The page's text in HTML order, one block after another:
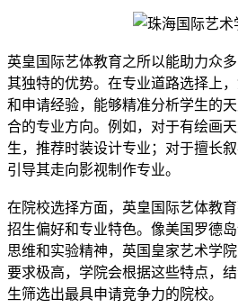
英皇国际艺体教育之所以能助力众
其独特的优势。在专业道路选择上
和申请经验，能够精准分析学生的
合的专业方向。例如，对于有绘画
生，推荐时装设计专业；对于擅长
引导其走向影视制作专业。
在院校选择方面，英皇国际艺体教
招生偏好和专业特色。像美国罗德
思维和实验精神，英国皇家艺术学
要求极高，学院会根据这些特点，
生筛选出最具申请竞争力的院校。